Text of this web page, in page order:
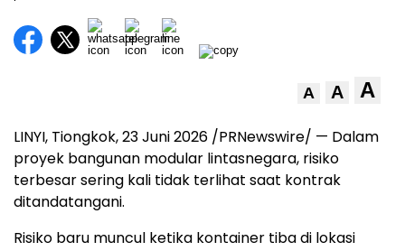
A A A
LINYI, Tiongkok, 23 Juni 2026 /PRNewswire/ — Dalam
proyek bangunan modular lintasnegara, risiko
terbesar sering kali tidak terlihat saat kontrak
ditandatangani.
Risiko baru muncul ketika kontainer tiba di lokasi